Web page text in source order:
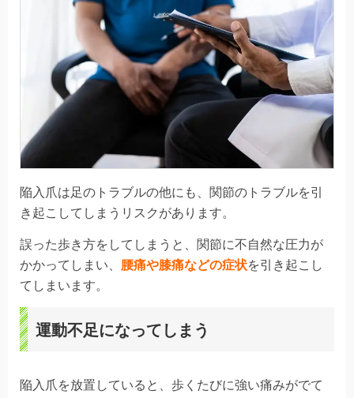
陥入爪は足のトラブルの他にも、関節のトラブルを引
き起こしてしまうリスクがあります。
誤った歩き方をしてしまうと、関節に不自然な圧力が
かかってしまい、 腰痛や膝痛などの症状を引き起こし
てしまいます。
運動不足になってしまう
陥入爪を放置していると、歩くたびに強い痛みがでて